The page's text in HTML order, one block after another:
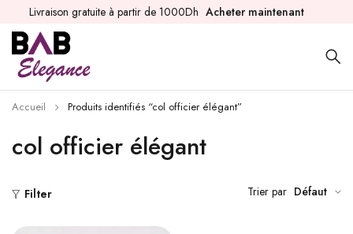
Livraison gratuite à partir de 1000Dh Acheter maintenant
col officier élégant
Accueil Produits identifiés “col officier élégant”
Filter Trier par Défaut